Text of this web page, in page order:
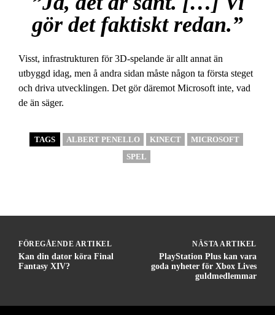
gör det faktiskt redan.”
Visst, infrastrukturen för 3D-spelande är allt annat än
utbyggd idag, men å andra sidan måste någon ta första steget
och driva utvecklingen. Det gör däremot Microsoft inte, vad
de än säger.
TAGS ALBERT PENELLO KINECT
MICROSOFT
SPEL
FÖREGÅENDE ARTIKEL
Kan din dator köra Final
Fantasy XIV?
NÄSTA ARTIKEL
PlayStation Plus kan vara
goda nyheter för Xbox Lives
guldmedlemmar